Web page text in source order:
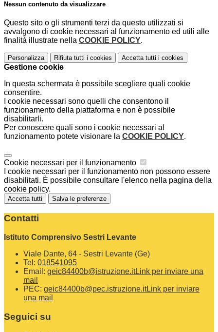
Nessun contenuto da visualizzare
Questo sito o gli strumenti terzi da questo utilizzati si
avvalgono di cookie necessari al funzionamento ed utili alle
finalità illustrate nella COOKIE POLICY.
Personalizza Rifiuta tutti i cookies Accetta tutti i cookies
Gestione cookie
In questa schermata è possibile scegliere quali cookie
consentire.
I cookie necessari sono quelli che consentono il
funzionamento della piattaforma e non è possibile
disabilitarli.
Per conoscere quali sono i cookie necessari al
funzionamento potete visionare la COOKIE POLICY.
Cookie necessari per il funzionamento
I cookie necessari per il funzionamento non possono essere
disabilitati. È possibile consultare l'elenco nella pagina della
cookie policy.
Accetta tutti Salva le preferenze
Contatti
Istituto Comprensivo Sestri Levante
Viale Dante, 64 - Sestri Levante (Ge)
Tel: 018541095
Email: geic84400b@istruzione.itLink per inviare una
mail
PEC: geic84400b@pec.istruzione.itLink per inviare
una mail
Seguici su